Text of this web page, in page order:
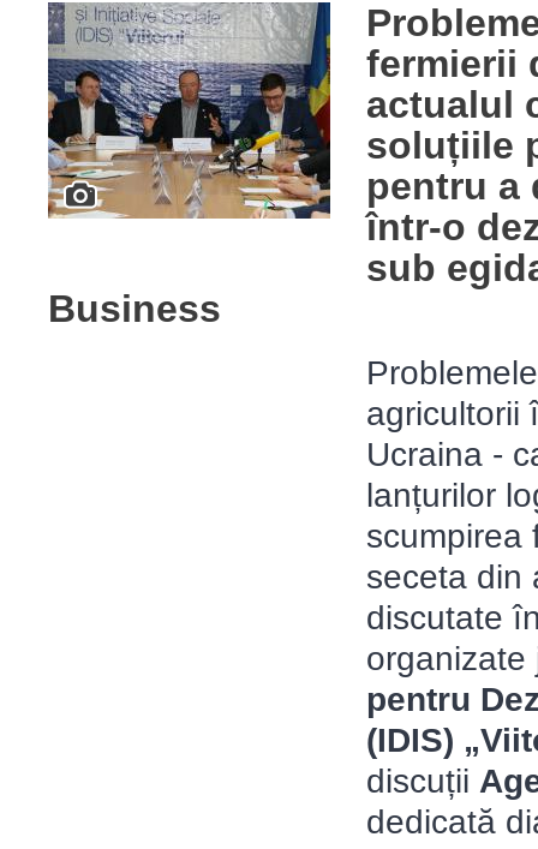
fermierii
actualul
soluțiile
pentru a
într-o
sub
Business
agricultorii
Ucraina -
lanțurilor
scumpirea
seceta din
discutate
pentru
(IDIS)
discuții
dedicată